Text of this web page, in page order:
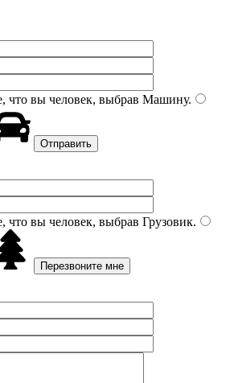
что вы человек, выбрав Машину.
что вы человек, выбрав Грузовик.